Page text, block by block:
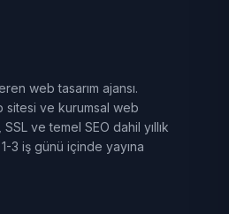
web tasarım ajansı.
sitesi ve kurumsal web
SSL ve temel SEO dahil yıllık
3 iş günü içinde yayına